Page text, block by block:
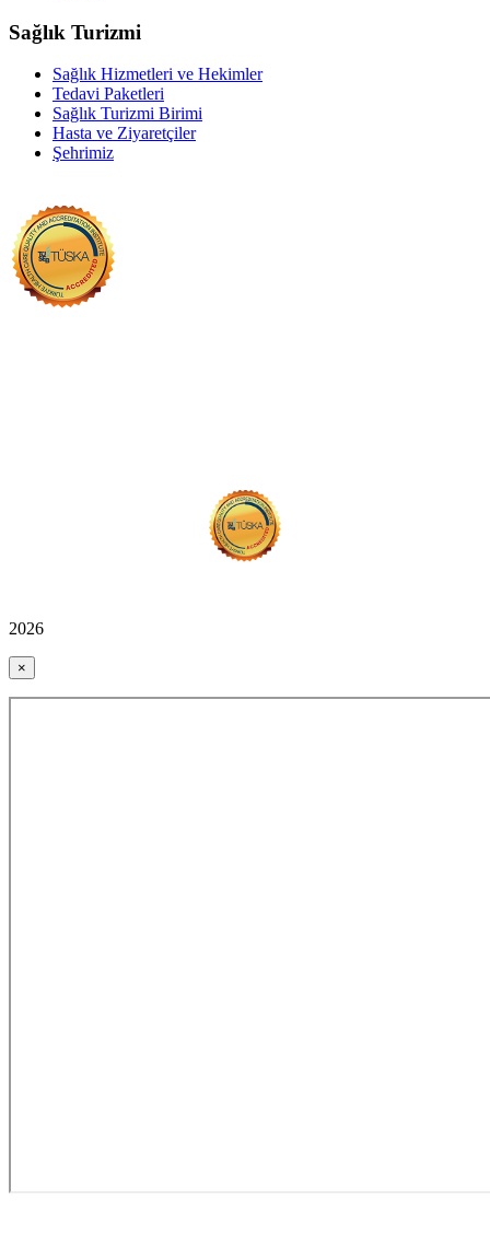
Sağlık Turizmi
Sağlık Hizmetleri ve Hekimler
Tedavi Paketleri
Sağlık Turizmi Birimi
Hasta ve Ziyaretçiler
Şehrimiz
2026
×